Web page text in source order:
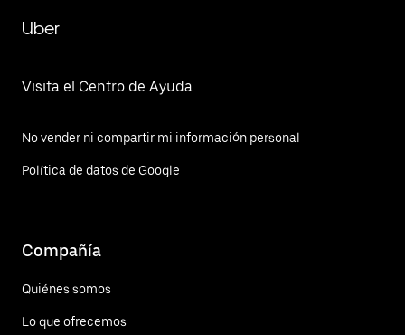
Uber
Visita el Centro de Ayuda
No vender ni compartir mi información personal
Política de datos de Google
Compañía
Quiénes somos
Lo que ofrecemos